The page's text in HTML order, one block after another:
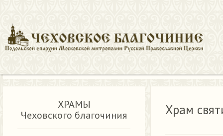
ХРАМЫ
Чеховского благочиния
Храм